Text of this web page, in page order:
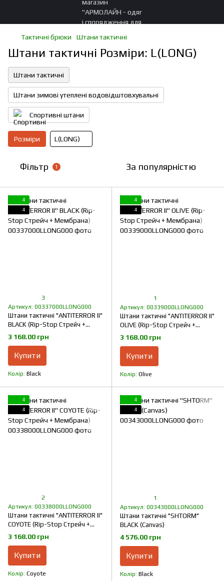
Тактичні брюки Штани тактичні
Штани тактичні Розміри: L(LONG)
Штани тактичні
Штани зимові утеплені водовідштовхувальні
Спортивні штани
Розміри L(LONG)
Фільтр 1 За популярністю
4
4
3
Артикул: 00337000LLONG000
Штани тактичні "ANTITERROR II"
BLACK (Rip-Stop Стрейч +
Мембрана)
3 168.00 грн
Купити
Колір Black
4
4
1
Артикул: 00339000LLONG000
Штани тактичні "ANTITERROR II"
OLIVE (Rip-Stop Стрейч +
Мембрана)
3 168.00 грн
Купити
Колір Olive
4
4
2
Артикул: 00338000LLONG000
Штани тактичні "ANTITERROR II"
COYOTE (Rip-Stop Стрейч +
Мембрана)
3 168.00 грн
Купити
Колір Coyote
4
4
1
Артикул: 00343000LLONG000
Штани тактичні "SHTORM"
BLACK (Canvas)
4 576.00 грн
Купити
Колір Black